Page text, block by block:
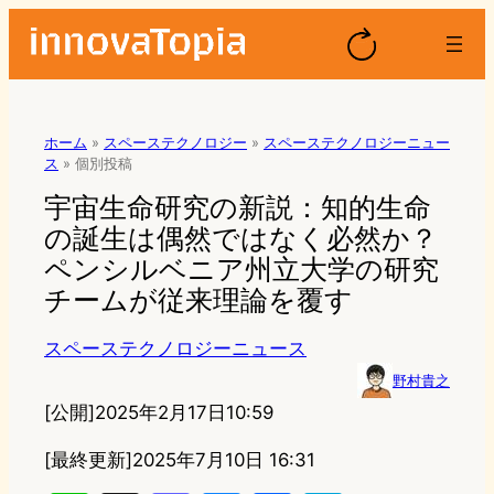
ホーム » スペーステクノロジー » スペーステクノロジーニュー
ス » 個別投稿
宇宙生命研究の新説：知的生命
の誕生は偶然ではなく必然か？
ペンシルベニア州立大学の研究
チームが従来理論を覆す
スペーステクノロジーニュース
野村貴之
[公開]2025年2月17日10:59
[最終更新]2025年7月10日 16:31